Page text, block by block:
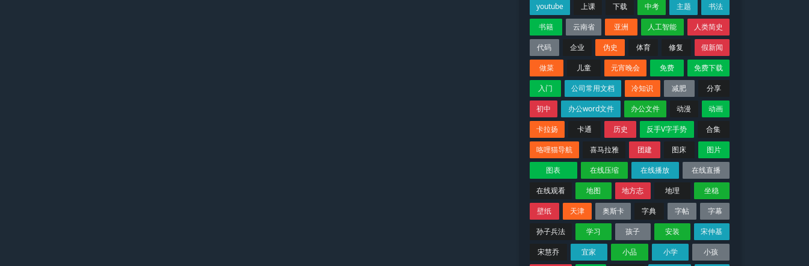
youtube
上课 下载 中考 主题
书法
书籍
云南省 亚洲 人工智能
人类简史
代码
企业 伪史 体育 修复
假新闻
做菜
儿童 元宵晚会 免费
免费下载
入门
公司常用文档 冷知识 减肥
分享
初中
办公word文件 办公文件 动漫
动画
卡拉扬
卡通 历史 反手V字手势
合集
咯哩猫导航
喜马拉雅 团建 图床
图片
图表
在线压缩 在线播放
在线直播
在线观看
地图 地方志 地理
坐稳
壁纸
天津 奥斯卡 字典 字帖
字幕
孙子兵法
学习 孩子 安装
宋仲基
宋慧乔
宜家 小品 小学
小孩